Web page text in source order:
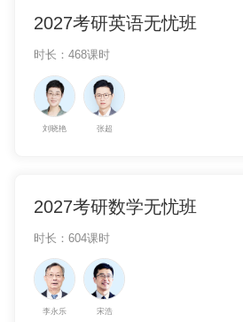
2027考研英语无忧班
时长：468课时
刘晓艳 张超
2027考研数学无忧班
时长：604课时
李永乐 宋浩